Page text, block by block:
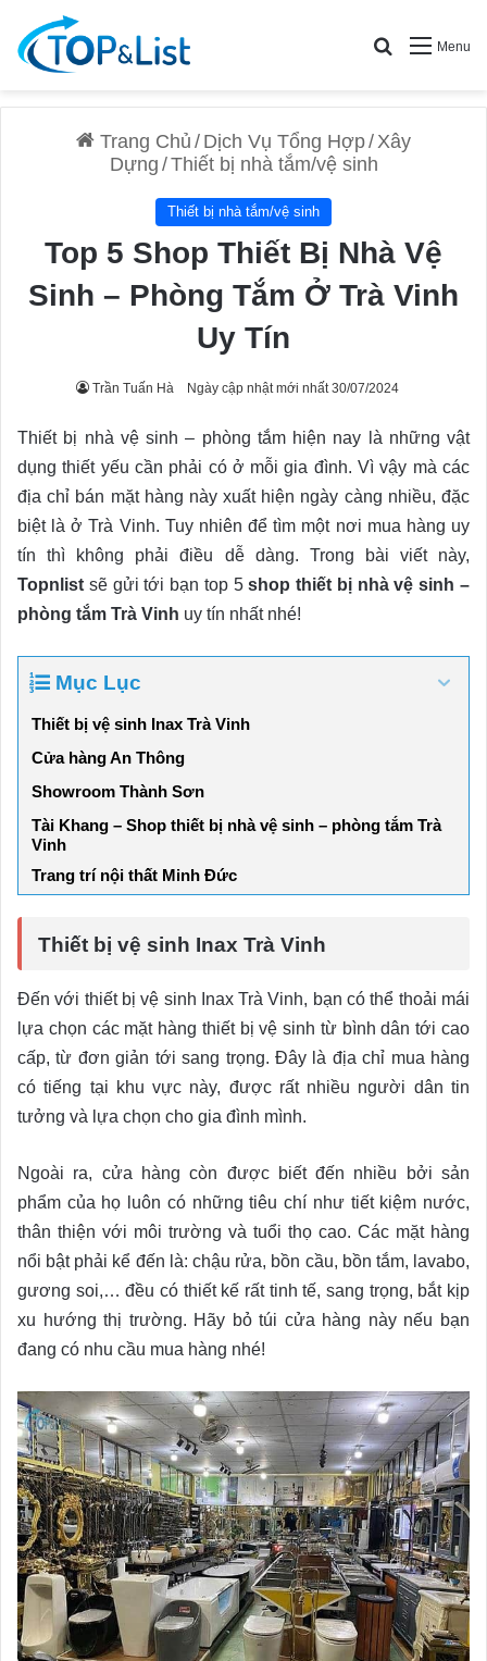
Menu
Search for
Trang Chủ / Dịch Vụ Tổng Hợp/Xây
Dựng /Thiết bị nhà tắm/vệ sinh
Thiết bị nhà tắm/vệ sinh
Top 5 Shop Thiết Bị Nhà Vệ
Sinh – Phòng Tắm Ở Trà Vinh
Uy Tín
Trần Tuấn Hà Ngày cập nhật mới nhất 30/07/2024
Thiết bị nhà vệ sinh – phòng tắm hiện nay là những vật
dụng thiết yếu cần phải có ở mỗi gia đình. Vì vậy mà các
địa chỉ bán mặt hàng này xuất hiện ngày càng nhiều, đặc
biệt là ở Trà Vinh. Tuy nhiên để tìm một nơi mua hàng uy
tín thì không phải điều dễ dàng. Trong bài viết này,
Topnlist sẽ gửi tới bạn top 5shop thiết bị nhà vệ sinh –
phòng tắm Trà Vinh uy tín nhất nhé!
Mục Lục
Thiết bị vệ sinh Inax Trà Vinh
Cửa hàng An Thông
Showroom Thành Sơn
Tài Khang – Shop thiết bị nhà vệ sinh – phòng tắm Trà
Vinh
Trang trí nội thất Minh Đức
Thiết bị vệ sinh Inax Trà Vinh
Đến với thiết bị vệ sinh Inax Trà Vinh, bạn có thể thoải mái
lựa chọn các mặt hàng thiết bị vệ sinh từ bình dân tới cao
cấp, từ đơn giản tới sang trọng. Đây là địa chỉ mua hàng
có tiếng tại khu vực này, được rất nhiều người dân tin
tưởng và lựa chọn cho gia đình mình.
Ngoài ra, cửa hàng còn được biết đến nhiều bởi sản
phẩm của họ luôn có những tiêu chí như tiết kiệm nước,
thân thiện với môi trường và tuổi thọ cao. Các mặt hàng
nổi bật phải kể đến là: chậu rửa, bồn cầu, bồn tắm, lavabo,
gương soi,… đều có thiết kế rất tinh tế, sang trọng, bắt kịp
xu hướng thị trường. Hãy bỏ túi cửa hàng này nếu bạn
đang có nhu cầu mua hàng nhé!